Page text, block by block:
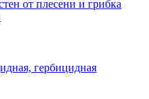
от плесени и грибка
гербицидная